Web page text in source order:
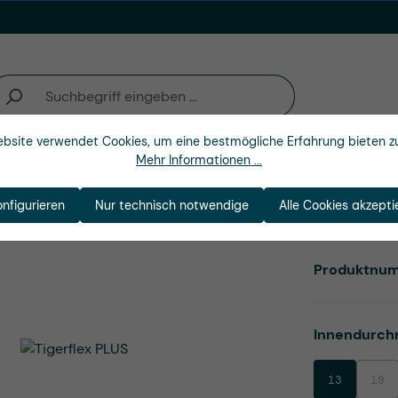
Unternehmen
13 19
verwendet Cookies, um eine bestmögliche Erfahrung bieten
Mehr Informationen ...
Nur technisch notwendige Alle Cookies